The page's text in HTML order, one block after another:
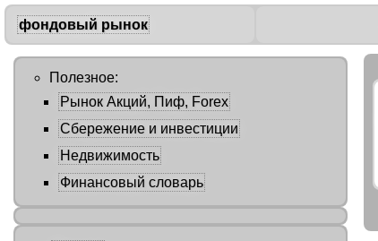
фондовый рынок
Полезное:
Рынок Акций, Пиф, Forex
Сбережение и инвестиции
Недвижимость
Финансовый словарь